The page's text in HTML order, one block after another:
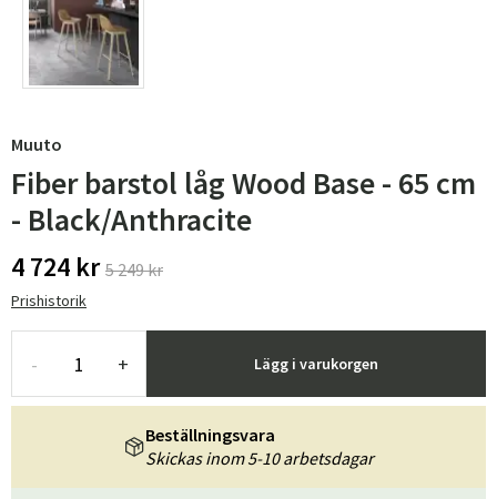
Muuto
Fiber barstol låg Wood Base - 65 cm
- Black/Anthracite
4 724 kr 5 249 kr
Prishistorik
- + Lägg i varukorgen
Beställningsvara
Skickas inom 5-10 arbetsdagar